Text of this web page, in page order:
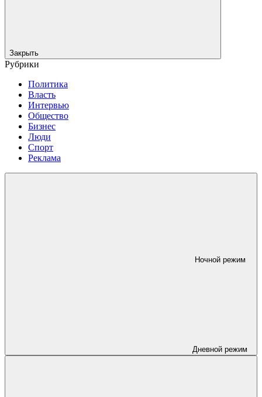
Закрыть
Рубрики
Политика
Власть
Интервью
Общество
Бизнес
Люди
Спорт
Реклама
Ночной режим
Дневной режим